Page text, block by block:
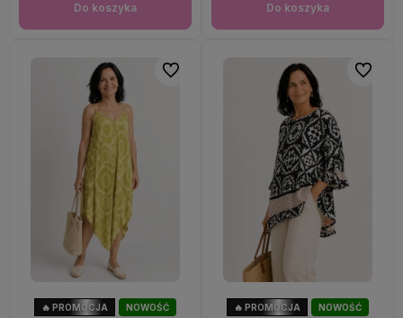
Do koszyka Do koszyka
NOWOŚĆ
🔥 PROMOCJA
Do ulubionych
NOWOŚĆ
🔥 PROMOCJA
Do